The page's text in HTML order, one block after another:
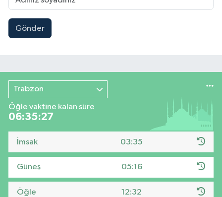
Gönder
Trabzon
Öğle vaktine kalan süre
06:35:27
İmsak 03:35
Güneş 05:16
Öğle 12:32